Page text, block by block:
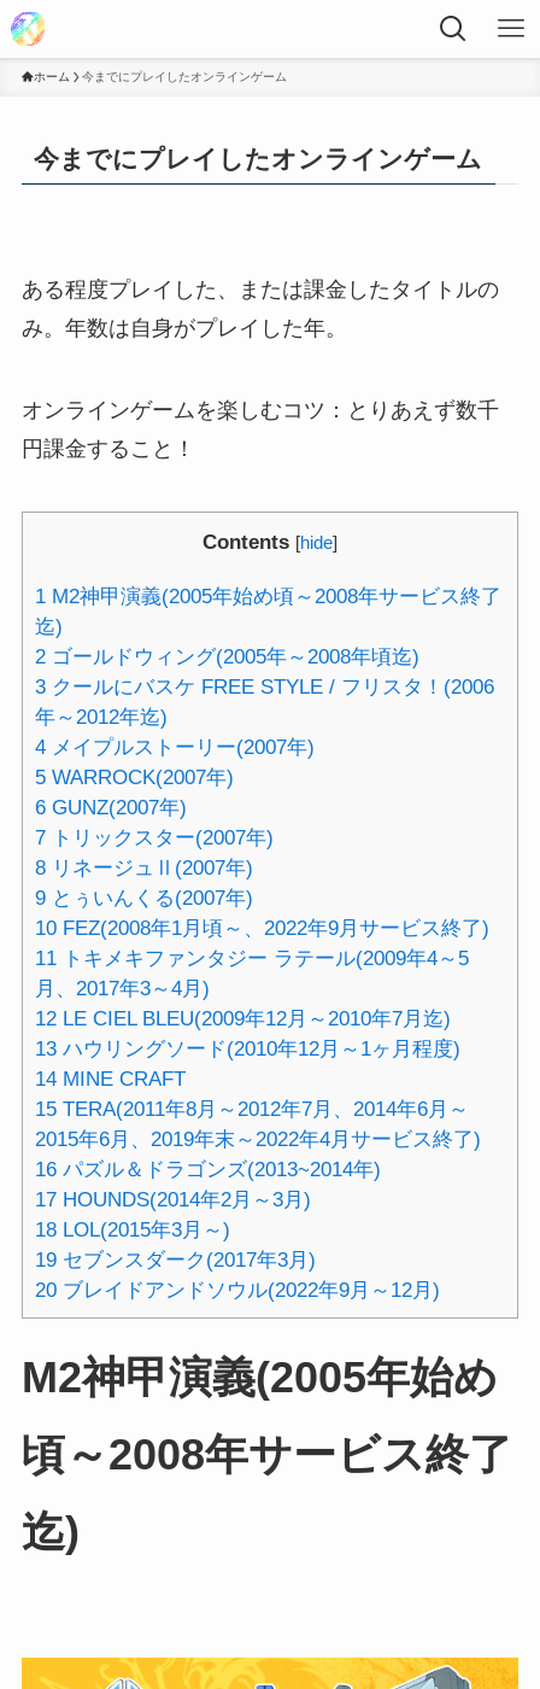
ホーム 今までにプレイしたオンラインゲーム
今までにプレイしたオンラインゲーム
ある程度プレイした、または課金したタイトルの
み。年数は自身がプレイした年。
オンラインゲームを楽しむコツ：とりあえず数千
円課金すること！
Contents [hide]
1M2神甲演義(2005年始め頃～2008年サービス終了
迄)
2ゴールドウィング(2005年～2008年頃迄)
3クールにバスケ FREE STYLE / フリスタ！(2006
年～2012年迄)
4メイプルストーリー(2007年)
5WARROCK(2007年)
6GUNZ(2007年)
7トリックスター(2007年)
8リネージュⅡ(2007年)
9とぅいんくる(2007年)
10FEZ(2008年1月頃～、2022年9月サービス終了)
11トキメキファンタジー ラテール(2009年4～5
月、2017年3～4月)
12LE CIEL BLEU(2009年12月～2010年7月迄)
13ハウリングソード(2010年12月～1ヶ月程度)
14MINE CRAFT
15TERA(2011年8月～2012年7月、2014年6月～
2015年6月、2019年末～2022年4月サービス終了)
16パズル＆ドラゴンズ(2013~2014年)
17HOUNDS(2014年2月～3月)
18LOL(2015年3月～)
19セブンスダーク(2017年3月)
20ブレイドアンドソウル(2022年9月～12月)
M2神甲演義(2005年始め
頃～2008年サービス終了
迄)